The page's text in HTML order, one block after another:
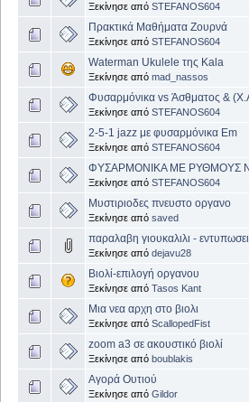
Ξεκίνησε από STEFANOS604
Πρακτικά Μαθήματα Ζουρνά
Ξεκίνησε από STEFANOS604
Waterman Ukulele της Kala
Ξεκίνησε από mad_nassos
Φυσαρμόνικα vs Άσθματος &
Ξεκίνησε από STEFANOS604
2-5-1 jazz με φυσαρμόνικα Em
Ξεκίνησε από STEFANOS604
ΦΥΣΑΡΜΟΝΙΚΑ ΜΕ ΡΥΘΜΟΥΣ
Ξεκίνησε από STEFANOS604
Μυστιριοδες πνευστο οργανο
Ξεκίνησε από saved
παραλαβη γιουκαλιλι -
Ξεκίνησε από dejavu28
Βιολί-επιλογή οργανου
Ξεκίνησε από Tasos Kant
Μια νεα αρχη στο βιολι
Ξεκίνησε από ScallopedFist
zoom a3 σε ακουστικό βιολί
Ξεκίνησε από boublakis
Αγορά Ουτιού
Ξεκίνησε από Gildor